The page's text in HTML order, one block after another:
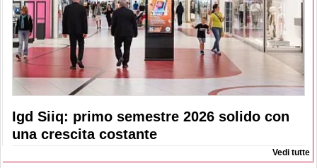
Igd Siiq: primo semestre 2026 solido con
una crescita costante
Vedi tutte